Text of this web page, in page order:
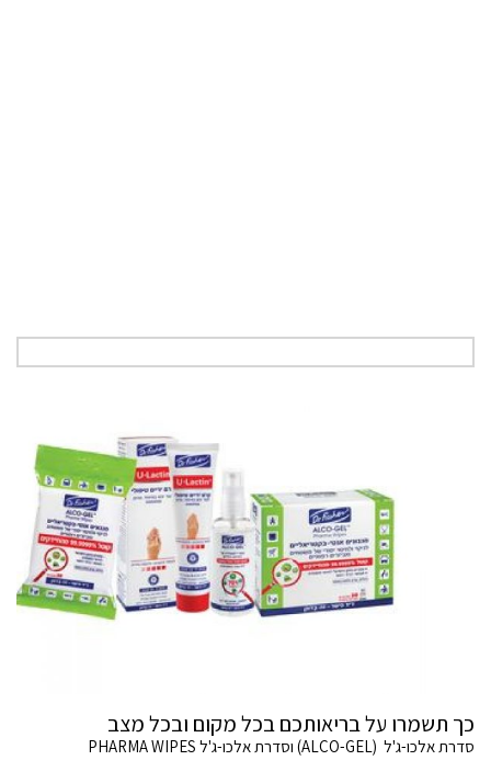
כך תשמרו על בריאותכם בכל מקום ובכל מצב
סדרת אלכו-ג'ל (ALCO-GEL) וסדרת אלכו-ג'ל PHARMA WIPES